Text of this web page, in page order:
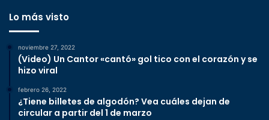
Lo más visto
noviembre 27, 2022
(Video) Un Cantor «cantó» gol tico con el corazón y se
hizo viral
febrero 26, 2022
¿Tiene billetes de algodón? Vea cuáles dejan de
circular a partir del 1 de marzo